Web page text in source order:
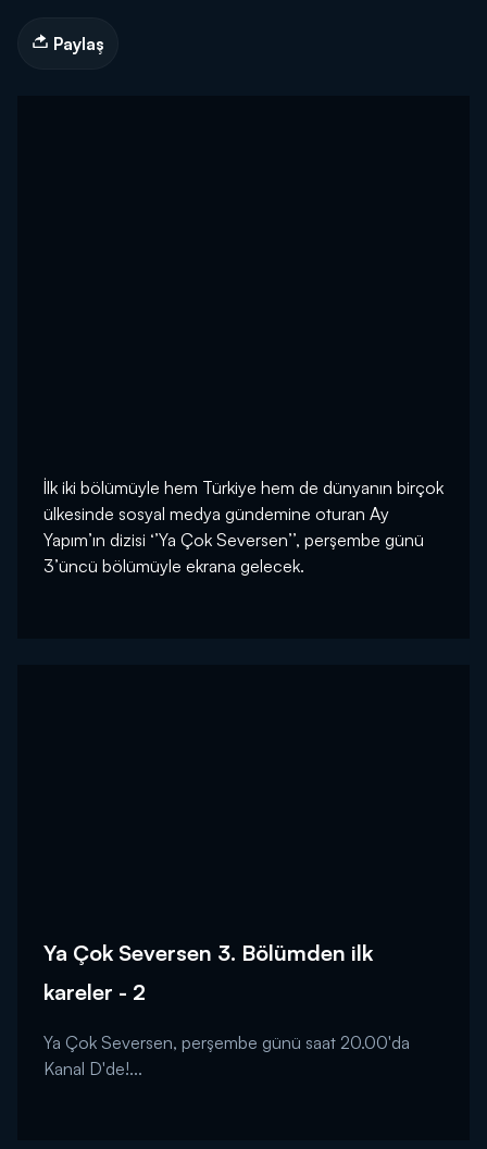
Paylaş
İlk iki bölümüyle hem Türkiye hem de dünyanın birçok
ülkesinde sosyal medya gündemine oturan Ay
Yapım’ın dizisi ‘’Ya Çok Seversen’’, perşembe günü
3’üncü bölümüyle ekrana gelecek.
Ya Çok Seversen 3. Bölümden ilk
kareler - 2
Ya Çok Seversen, perşembe günü saat 20.00'da
Kanal D'de!...